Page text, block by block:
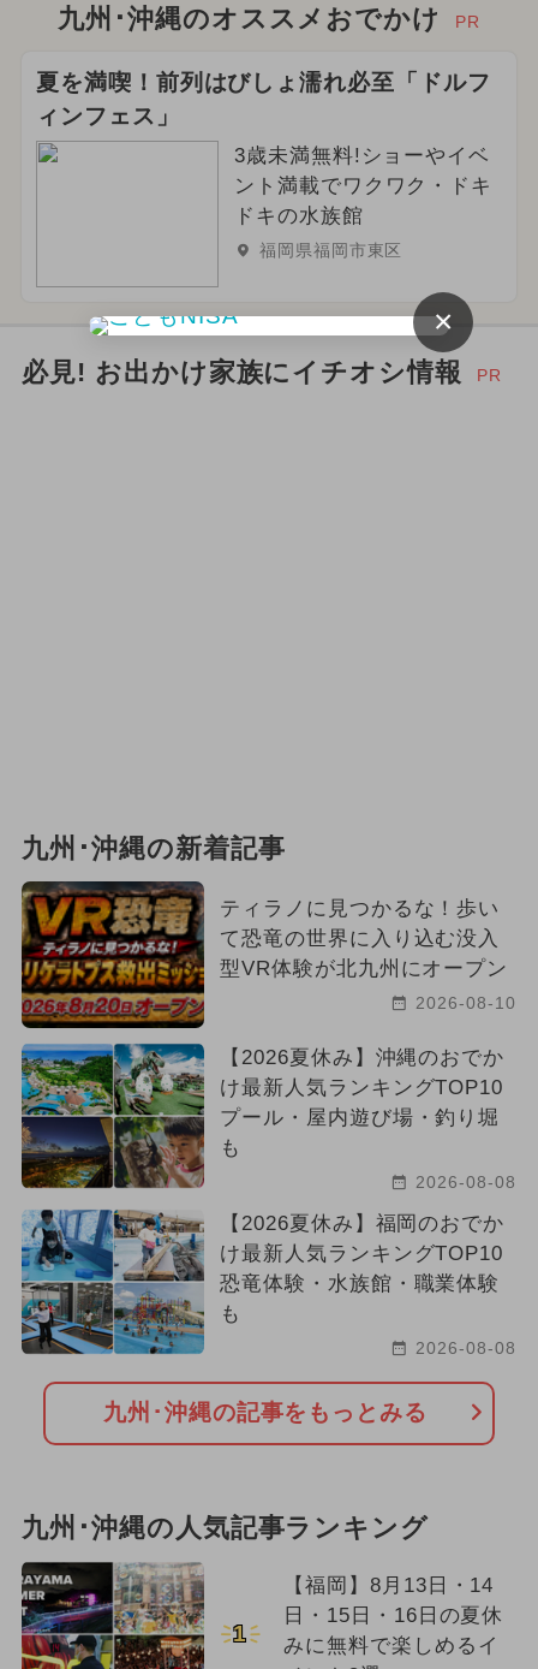
イルミネーション
2024年9月のイベント
2024年11月のイベント
2024年10月のイベント
2025年4月のイベント 花火
2026年2月のイベント
冬休み 2026年6月のイベント
九州･沖縄のオススメおでかけ PR
夏を満喫！前列はびしょ濡れ必至「ドルフ
ィンフェス」
3歳未満無料!ショーやイベ
ント満載でワクワク・ドキ
ドキの水族館
福岡県福岡市東区
必見! お出かけ家族にイチオシ情報 PR
九州･沖縄の新着記事
ティラノに見つかるな！歩い
て恐竜の世界に入り込む没入
型VR体験が北九州にオープン
2026-08-10
【2026夏休み】沖縄のおでか
け最新人気ランキングTOP10
プール・屋内遊び場・釣り堀
も
2026-08-08
【2026夏休み】福岡のおでか
け最新人気ランキングTOP10
恐竜体験・水族館・職業体験
も
2026-08-08
九州･沖縄の記事をもっとみる
九州･沖縄の人気記事ランキング
1
【福岡】8月13日・14
日・15日・16日の夏休
みに無料で楽しめるイ
×